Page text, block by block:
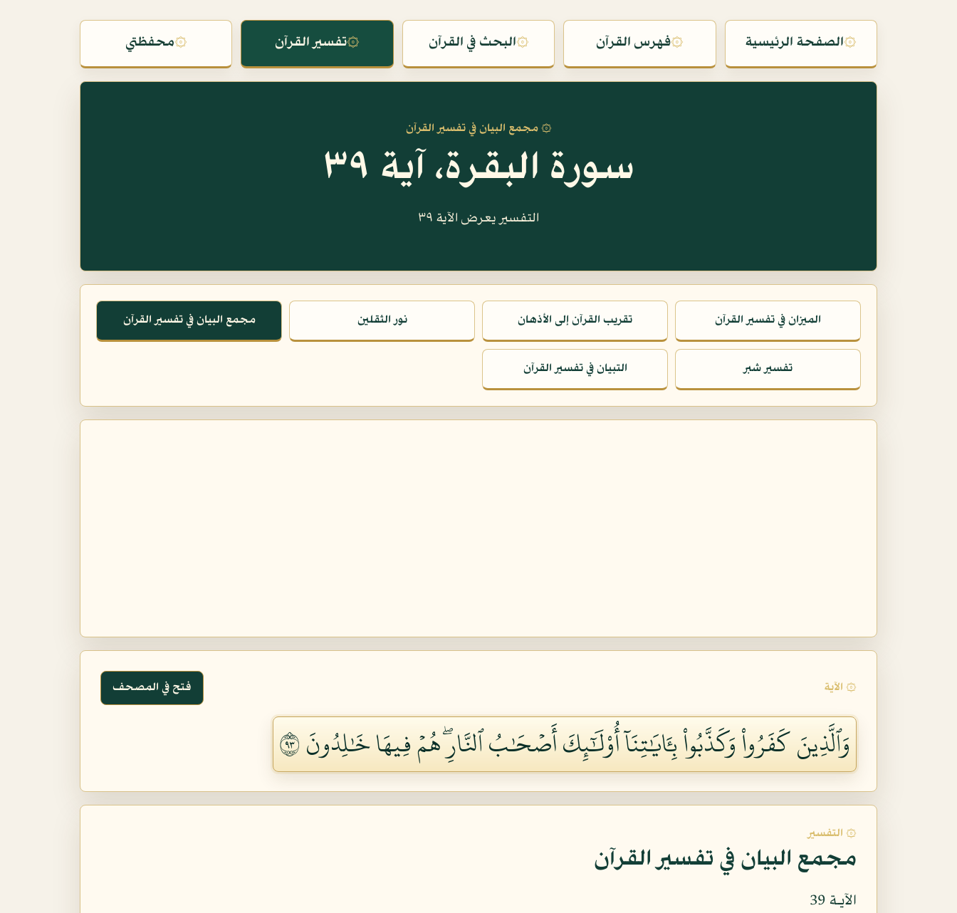
۞الصفحة الرئيسية ۞فهرس القرآن ۞البحث في القرآن ۞تفسير القرآن ۞محفظتي
۞ مجمع البيان في تفسير القرآن
سورة البقرة، آية ٣٩
التفسير يعرض الآية ٣٩
الميزان في تفسير القرآن تقريب القرآن إلى الأذهان نور الثقلين مجمع البيان في تفسير القرآن
تفسير شبر التبيان في تفسير القرآن
۞ الآية فتح في المصحف
وَٱلَّذِينَ كَفَرُواْ وَكَذَّبُواْ بِـَٔايَٰتِنَآ أُوْلَٰٓئِكَ أَصۡحَٰبُ ٱلنَّارِۖ هُمۡ فِيهَا خَٰلِدُونَ ٣٩
۞ التفسير
مجمع البيان في تفسير القرآن
الآيـة 39